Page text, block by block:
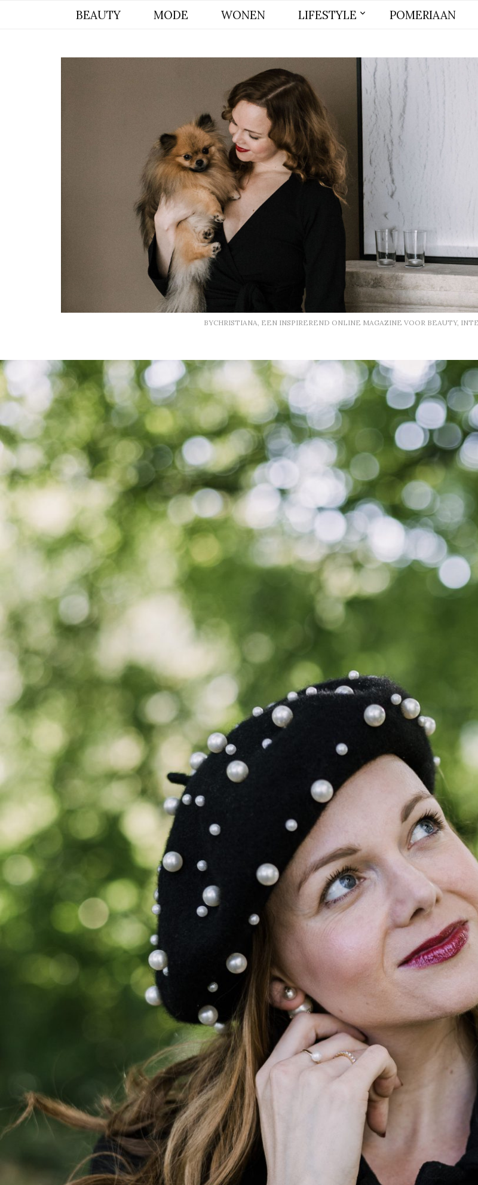
BEAUTY MODE WONEN LIFESTYLE POMERIAAN
BYCHRISTIANA, EEN INSPIREREND ONLINE MAGAZINE VOOR BEAUTY,
BYCHRISTIANA, EEN INSPIREREND
ONLINE MAGAZINE VOOR BEAUTY,
BEAUTY MODE WONEN